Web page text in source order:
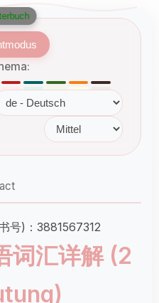
号)：3881567312
词汇详解 (2